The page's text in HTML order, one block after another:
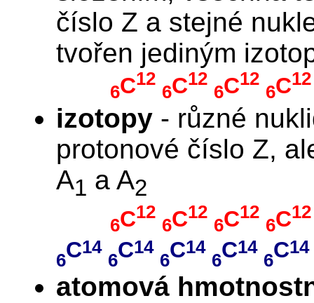
číslo Z a stejné
tvořen jediným
6C12
6C12
6C12
6C12
izotopy - různé
protonové číslo Z,
A1 a A2
6C12
6C12
6C12
6C12
6C14
6C14
6C14
6C14
6C14
atomová